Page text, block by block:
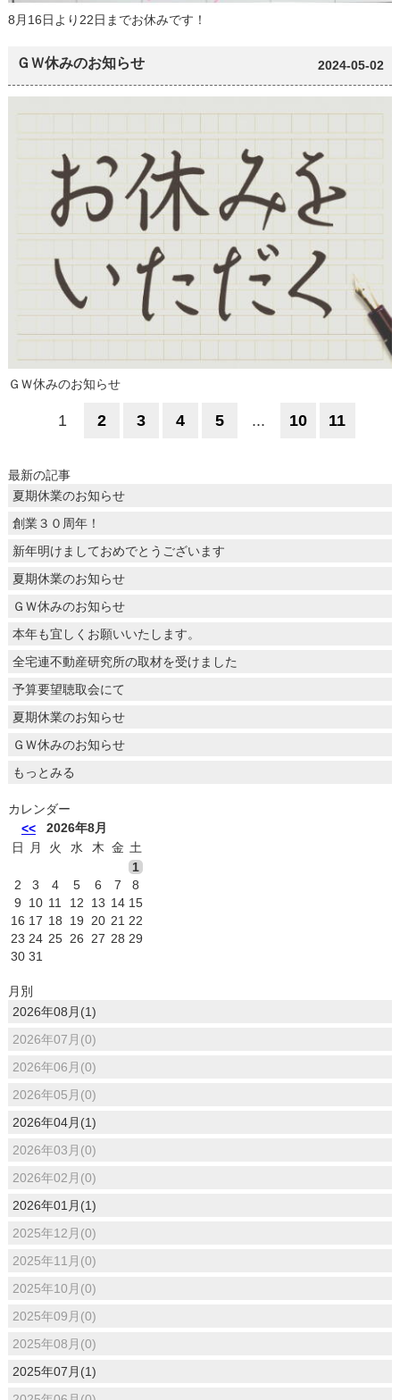
8月16日より22日までお休みです！
ＧＷ休みのお知らせ 2024-05-02
ＧＷ休みのお知らせ
1 2 3 4 5 ... 10 11
最新の記事
夏期休業のお知らせ
創業３０周年！
新年明けましておめでとうございます
夏期休業のお知らせ
ＧＷ休みのお知らせ
本年も宜しくお願いいたします。
全宅連不動産研究所の取材を受けました
予算要望聴取会にて
夏期休業のお知らせ
ＧＷ休みのお知らせ
もっとみる
カレンダー
<<
2026年8月
日
月 火 水 木 金 土
1
2
3 4 5 6 7
8
9
10 11 12 13 14 15
16 17 18 19 20 21 22
23 24 25 26 27 28 29
30 31
月別
2026年08月(1)
2026年07月(0)
2026年06月(0)
2026年05月(0)
2026年04月(1)
2026年03月(0)
2026年02月(0)
2026年01月(1)
2025年12月(0)
2025年11月(0)
2025年10月(0)
2025年09月(0)
2025年08月(0)
2025年07月(1)